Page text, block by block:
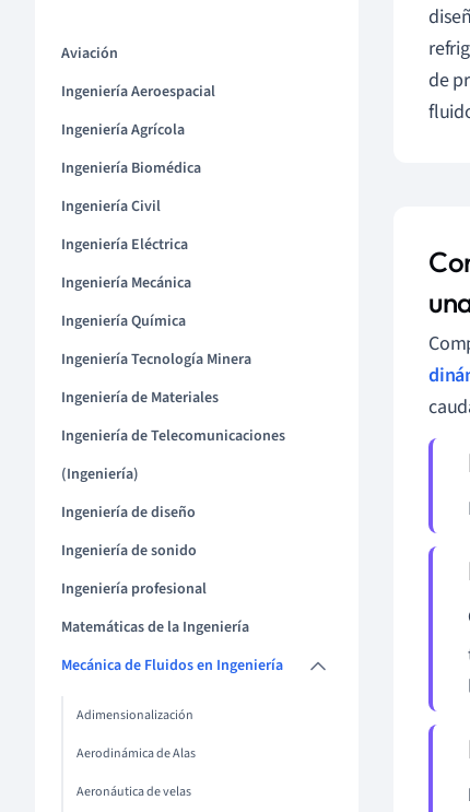
Aviación
Ingeniería Aeroespacial
Ingeniería Agrícola
Ingeniería Biomédica
Ingeniería Civil
Ingeniería Eléctrica
Ingeniería Mecánica
Ingeniería Química
Ingeniería Tecnología Minera
Ingeniería de Materiales
Ingeniería de Telecomunicaciones
(Ingeniería)
Ingeniería de diseño
Ingeniería de sonido
Ingeniería profesional
Matemáticas de la Ingeniería
Mecánica de Fluidos en Ingeniería
Adimensionalización
Aerodinámica de Alas
Aeronáutica de velas
de